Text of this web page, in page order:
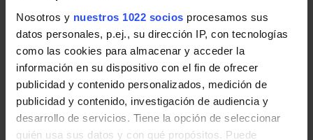
Nosotros y nuestros 1022 socios procesamos sus
datos personales, p.ej., su dirección IP, con tecnologías
como las cookies para almacenar y acceder la
información en su dispositivo con el fin de ofrecer
publicidad y contenido personalizados, medición de
publicidad y contenido, investigación de audiencia y
desarrollo de servicios. Tiene la opción de seleccionar
quién usa sus datos y con qué propósitos. Puede
CS1 - CS2 - CS5 - CS6 Desvío provisional en
Castellbisbal afectando paradas a causa de
evento deportivo
Domingo 23 de agosto de 2026 a las 09:30 horas
y hasta las 11:30 horas aproximadamente,
se modifica el recorrido habitual en Castellbisbal
con la anulación provisional de las paradas